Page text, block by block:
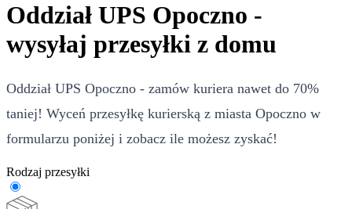
Oddział UPS Opoczno -
wysyłaj przesyłki z domu
Oddział UPS Opoczno - zamów kuriera nawet do 70%
taniej! Wyceń przesyłkę kurierską z miasta Opoczno w
formularzu poniżej i zobacz ile możesz zyskać!
Rodzaj przesyłki